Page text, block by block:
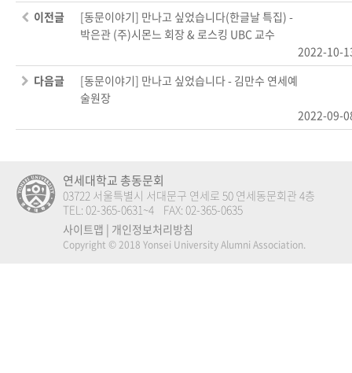
이전글
[동문이야기] 만나고 싶었습니다(한글날 특집) -
박은관 (주)시몬느 회장 & 로스킹 UBC 교수
2022-10-
다음글
[동문이야기] 만나고 싶었습니다 - 김만수 연세예
술원장
2022-09-
연세대학교 총동문회
03722 서울특별시 서대문구 연세로 50 연세동문회관 4층
TEL: 02-365-0631~4 FAX: 02-365-0635
사이트맵 | 개인정보처리방침
Copyright © 2018 Yonsei University Alumni Association.